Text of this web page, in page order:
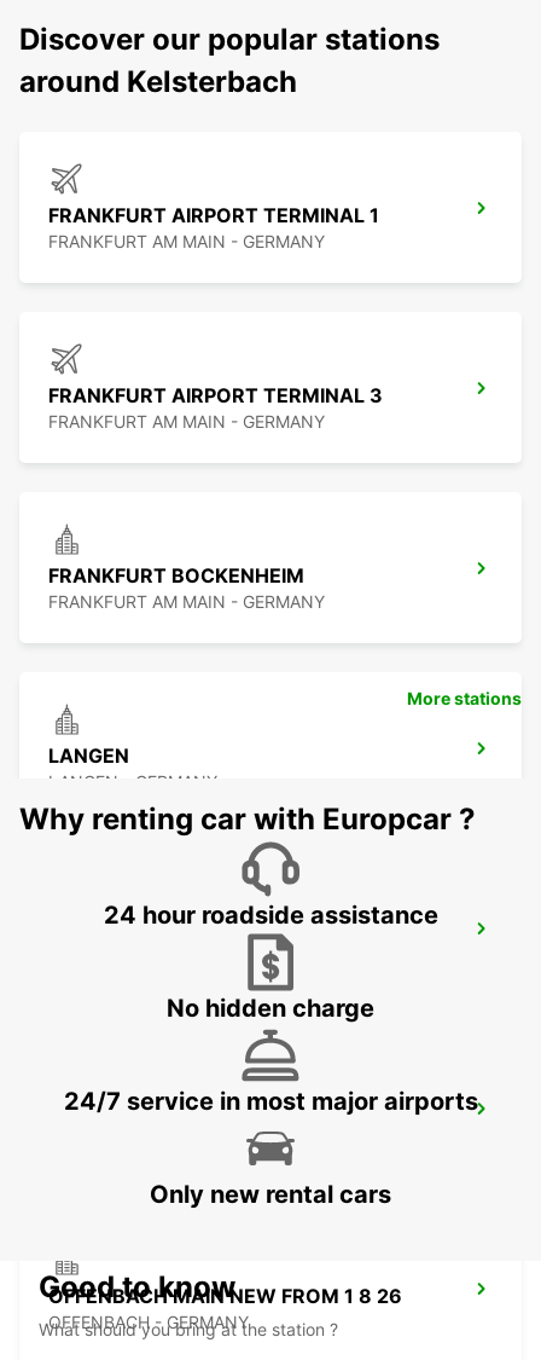
Discover our popular stations
around Kelsterbach
FRANKFURT AIRPORT TERMINAL 1
FRANKFURT AM MAIN - GERMANY
FRANKFURT AIRPORT TERMINAL 3
FRANKFURT AM MAIN - GERMANY
FRANKFURT BOCKENHEIM
FRANKFURT AM MAIN - GERMANY
LANGEN
LANGEN - GERMANY
FRANKFURT MAIN STATION
FRANKFURT AM MAIN - GERMANY
RUESSELSHEIM
RUESSELSHEIM - GERMANY
OFFENBACH MAIN NEW FROM 1 8 26
OFFENBACH - GERMANY
More stations
Why renting car with Europcar ?
24 hour roadside assistance
No hidden charge
24/7 service in most major airports
Only new rental cars
Good to know
What should you bring at the station ?